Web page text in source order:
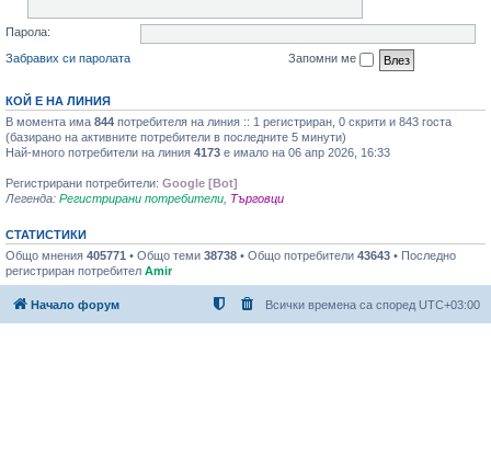
Парола:
Забравих си паролата
Запомни ме
КОЙ Е НА ЛИНИЯ
В момента има 844 потребителя на линия :: 1 регистриран, 0 скрити и 843 госта
(базирано на активните потребители в последните 5 минути)
Най-много потребители на линия 4173 е имало на 06 апр 2026, 16:33
Регистрирани потребители: Google [Bot]
Легенда: Регистрирани потребители Търговци
СТАТИСТИКИ
Общо мнения 405771 • Общо теми 38738 • Общо потребители 43643 • Последно
регистриран потребител Amir
Начало форум Всички времена са според UTC+03:00